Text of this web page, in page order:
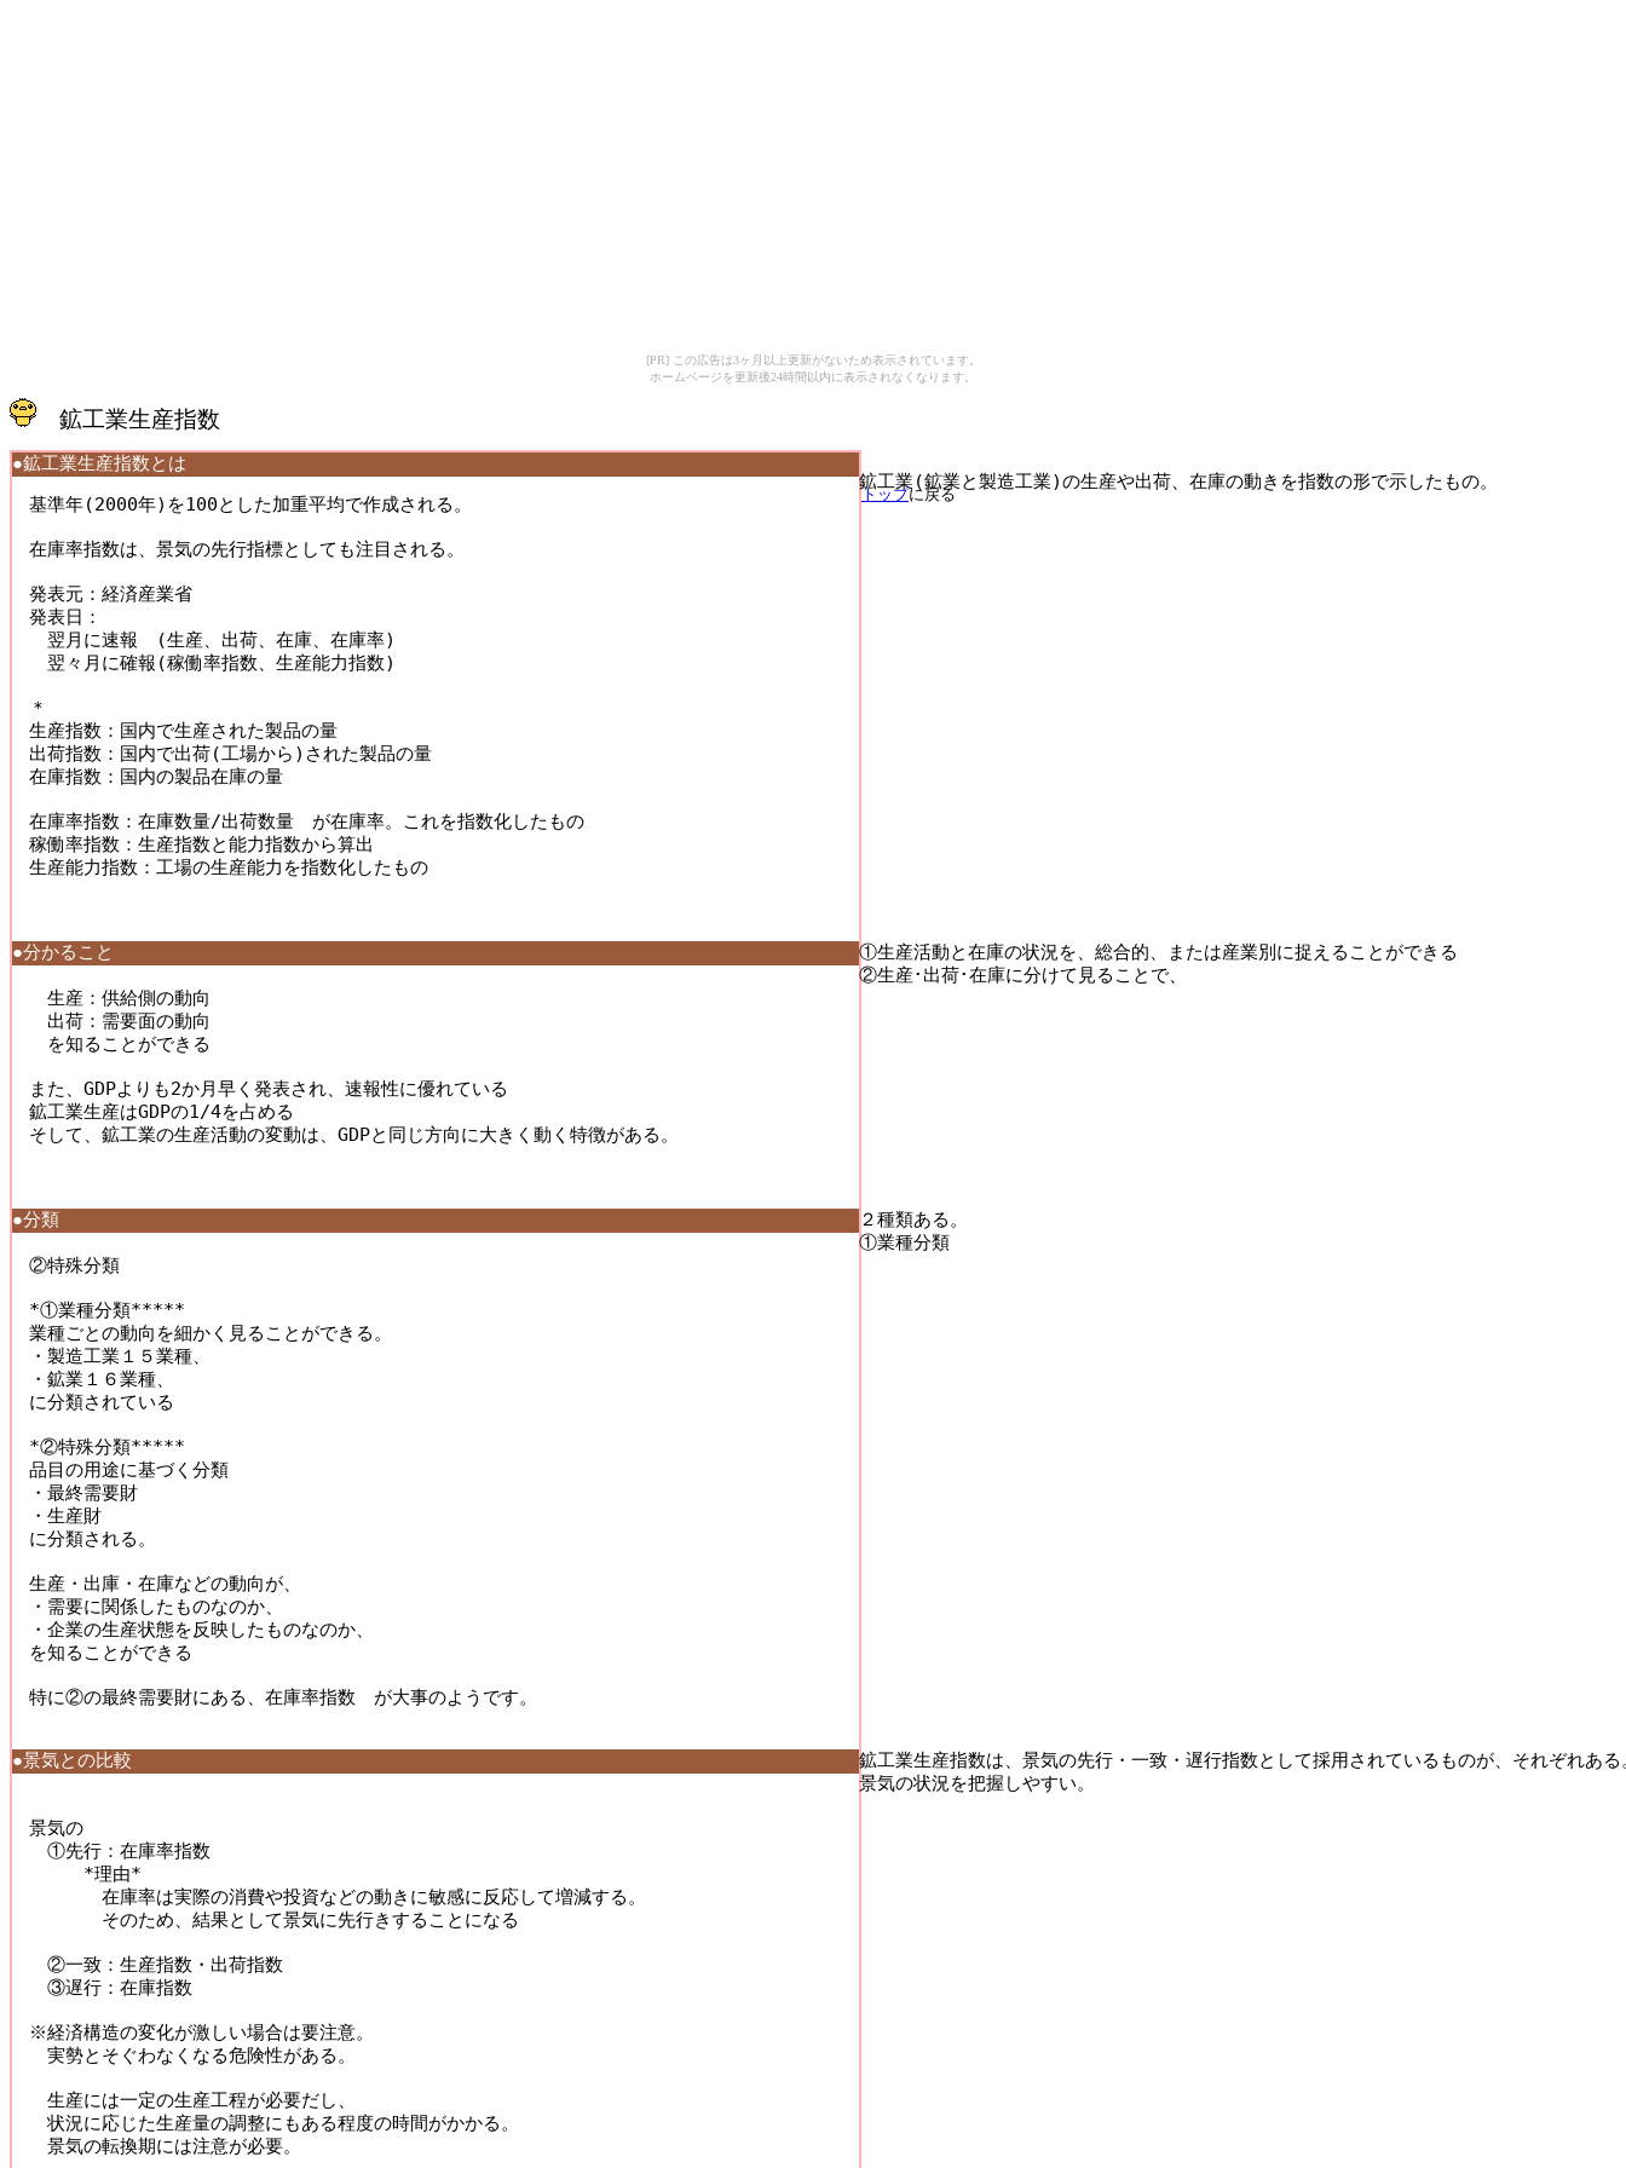
[PR] この広告は3ヶ月以上更新がないため表示されています。
ホームページを更新後24時間以内に表示されなくなります。
鉱工業生産指数
●鉱工業生産指数とは
鉱工業(鉱業と製造工業)の生産や出荷、在庫の動きを指数の形で示したもの。
基準年(2000年)を100とした加重平均で作成される。
在庫率指数は、景気の先行指標としても注目される。
発表元：経済産業省
発表日：
翌月に速報　(生産、出荷、在庫、在庫率)
翌々月に確報(稼働率指数、生産能力指数)
＊
生産指数：国内で生産された製品の量
出荷指数：国内で出荷(工場から)された製品の量
在庫指数：国内の製品在庫の量
在庫率指数：在庫数量/出荷数量　が在庫率。これを指数化したもの
稼働率指数：生産指数と能力指数から算出
生産能力指数：工場の生産能力を指数化したもの
●分かること
①生産活動と在庫の状況を、総合的、または産業別に捉えることができる
②生産･出荷･在庫に分けて見ることで、
生産：供給側の動向
出荷：需要面の動向
を知ることができる
また、GDPよりも2か月早く発表され、速報性に優れている
鉱工業生産はGDPの1/4を占める
そして、鉱工業の生産活動の変動は、GDPと同じ方向に大きく動く特徴がある。
●分類
２種類ある。
①業種分類
②特殊分類
*①業種分類*****
業種ごとの動向を細かく見ることができる。
・製造工業１５業種、
・鉱業１６業種、
に分類されている
*②特殊分類*****
品目の用途に基づく分類
・最終需要財
・生産財
に分類される。
生産・出庫・在庫などの動向が、
・需要に関係したものなのか、
・企業の生産状態を反映したものなのか、
を知ることができる
特に②の最終需要財にある、在庫率指数　が大事のようです。
●景気との比較
鉱工業生産指数は、景気の先行・一致・遅行指数として採用されているものが、それぞれある
景気の状況を把握しやすい。
景気の
①先行：在庫率指数
*理由*
在庫率は実際の消費や投資などの動きに敏感に反応して増減する。
そのため、結果として景気に先行きすることになる
②一致：生産指数・出荷指数
③遅行：在庫指数
※経済構造の変化が激しい場合は要注意。
実勢とそぐわなくなる危険性がある。
生産には一定の生産工程が必要だし、
状況に応じた生産量の調整にもある程度の時間がかかる。
景気の転換期には注意が必要。
トップ